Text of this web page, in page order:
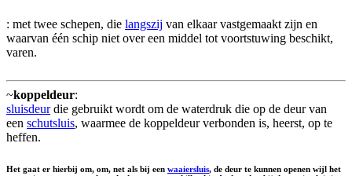
: met twee schepen, die langszij van elkaar vastgemaakt zijn en
waarvan één schip niet over een middel tot voortstuwing beschikt,
varen.
~koppeldeur:
sluisdeurdie gebruikt wordt om de waterdruk die op de deur van
een schutsluis, waarmee de koppeldeur verbonden is, heerst, op te
heffen.
Het gaat er hierbij om, om, net als bij een waaiersluis, de deur te kunnen openen wijl het